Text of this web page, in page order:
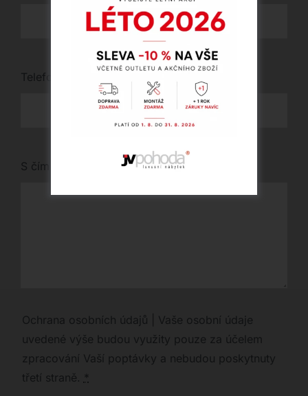
Telefon
S čím vám můžeme pomoci?
Ochrana osobních údajů | Vaše osobní údaje
uvedené výše budou využity pouze za účelem
zpracování Vaší poptávky a nebudou poskytnuty
třetí straně. *